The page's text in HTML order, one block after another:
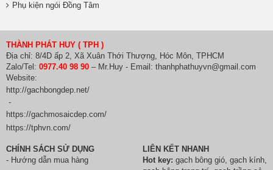
Phụ kiện ngói Đồng Tâm
THÀNH PHÁT HUY ( TPH )
Địa chỉ: 8/4D ấp 2, Xã Xuân Thới Thượng, Hóc Môn, TPHCM
Zalo/Tel: 0977.40 98 90 – Mr.Huy - Email: thanhphathuyvn@gmail.com
Website:
http://gachbongdep.net/
-
https://gachmosaicdep.com/
https://tphvn.com/
CHÍNH SÁCH SỬ DỤNG
- Hướng dẫn mua hàng
LIÊN KẾT NHANH
Hot key: gạch bông gió gạch kính